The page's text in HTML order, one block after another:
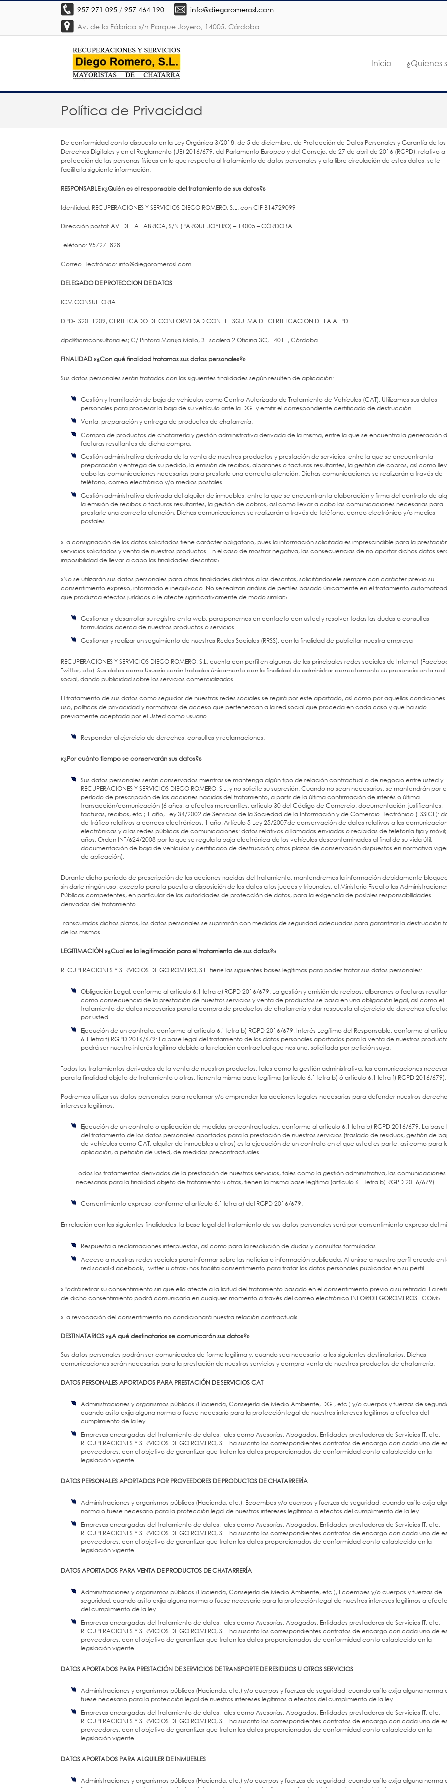
957 271 095 / 957 464 190
info@diegoromerosl.com
Av. de la Fábrica s/n Parque Joyero, 14005, Córdoba
Inicio ¿Quienes
Política de Privacidad
De conformidad con lo dispuesto en la Ley Orgánica 3/2018, de 5 de diciembre, de Protección de Datos Personales y Garantía de los
Derechos Digitales y en el Reglamento (UE) 2016/679, del Parlamento Europeo y del Consejo, de 27 de abril de 2016 (RGPD), relativo a
protección de las personas físicas en lo que respecta al tratamiento de datos personales y a la libre circulación de estos datos, se le
facilita la siguiente información:
RESPONSABLE «¿Quién es el responsable del tratamiento de sus datos?»
Identidad: RECUPERACIONES Y SERVICIOS DIEGO ROMERO, S.L. con CIF B14729099
Dirección postal: AV. DE LA FABRICA, S/N (PARQUE JOYERO) – 14005 – CÓRDOBA
Teléfono: 957271828
Correo Electrónico: info@diegoromerosl.com
DELEGADO DE PROTECCION DE DATOS
ICM CONSULTORIA
DPD-ES2011209, CERTIFICADO DE CONFORMIDAD CON EL ESQUEMA DE CERTIFICACION DE LA AEPD
dpd@icmconsultoria.es; C/ Pintora Maruja Mallo, 3 Escalera 2 Oficina 3C, 14011, Córdoba
FINALIDAD «¿Con qué finalidad tratamos sus datos personales?»
Sus datos personales serán tratados con las siguientes finalidades según resulten de aplicación:
Gestión y tramitación de baja de vehículos como Centro Autorizado de Tratamiento de Vehículos (CAT). Utilizamos sus datos
personales para procesar la baja de su vehículo ante la DGT y emitir el correspondiente certificado de destrucción.
Venta, preparación y entrega de productos de chatarrería.
Compra de productos de chatarrería y gestión administrativa derivada de la misma, entre la que se encuentra la generación
facturas resultantes de dicha compra.
Gestión administrativa derivada de la venta de nuestros productos y prestación de servicios, entre la que se encuentran la
preparación y entrega de su pedido, la emisión de recibos, albaranes o facturas resultantes, la gestión de cobros, así como
cabo las comunicaciones necesarias para prestarle una correcta atención. Dichas comunicaciones se realizarán a través de
teléfono, correo electrónico y/o medios postales.
Gestión administrativa derivada del alquiler de inmuebles, entre la que se encuentran la elaboración y firma del contrato de
la emisión de recibos o facturas resultantes, la gestión de cobros, así como llevar a cabo las comunicaciones necesarias para
prestarle una correcta atención. Dichas comunicaciones se realizarán a través de teléfono, correo electrónico y/o medios
postales.
«La consignación de los datos solicitados tiene carácter obligatorio, pues la información solicitada es imprescindible para la
servicios solicitados y venta de nuestros productos. En el caso de mostrar negativa, las consecuencias de no aportar dichos datos
imposibilidad de llevar a cabo las finalidades descritas».
«No se utilizarán sus datos personales para otras finalidades distintas a las descritas, solicitándosele siempre con carácter previo su
consentimiento expreso, informado e inequívoco. No se realizan análisis de perfiles basado únicamente en el tratamiento
que produzca efectos jurídicos o le afecte significativamente de modo similar».
Gestionar y desarrollar su registro en la web, para ponernos en contacto con usted y resolver todas las dudas o consultas
formuladas acerca de nuestros productos o servicios.
Gestionar y realizar un seguimiento de nuestras Redes Sociales (RRSS), con la finalidad de publicitar nuestra empresa
RECUPERACIONES Y SERVICIOS DIEGO ROMERO, S.L. cuenta con perfil en algunas de las principales redes sociales de Internet
Twitter, etc). Sus datos como Usuario serán tratados únicamente con la finalidad de administrar correctamente su presencia en la red
social, dando publicidad sobre los servicios comercializados.
El tratamiento de sus datos como seguidor de nuestras redes sociales se regirá por este apartado, así como por aquellas condiciones
uso, políticas de privacidad y normativas de acceso que pertenezcan a la red social que proceda en cada caso y que ha sido
previamente aceptada por el Usted como usuario.
Responder al ejercicio de derechos, consultas y reclamaciones.
«¿Por cuánto tiempo se conservarán sus datos?»
Sus datos personales serán conservados mientras se mantenga algún tipo de relación contractual o de negocio entre usted y
RECUPERACIONES Y SERVICIOS DIEGO ROMERO, S.L. y no solicite su supresión. Cuando no sean necesarios, se mantendrán por el
período de prescripción de las acciones nacidas del tratamiento, a partir de la última confirmación de interés o última
transacción/comunicación (6 años, a efectos mercantiles, artículo 30 del Código de Comercio: documentación, justificantes,
facturas, recibos, etc.; 1 año, Ley 34/2002 de Servicios de la Sociedad de la Información y de Comercio Electrónico (LSSICE):
de tráfico relativos a correos electrónicos; 1 año, Artículo 5 Ley 25/2007de conservación de datos relativos a las
electrónicas y a las redes públicas de comunicaciones: datos relativos a llamadas enviadas o recibidas de telefonía fija y móvil;
años, Orden INT/624/2008 por la que se regula la baja electrónica de los vehículos descontaminados al final de su vida útil:
documentación de baja de vehículos y certificado de destrucción; otros plazos de conservación dispuestos en normativa
de aplicación).
Durante dicho período de prescripción de las acciones nacidas del tratamiento, mantendremos la información debidamente
sin darle ningún uso, excepto para la puesta a disposición de los datos a los jueces y tribunales, el Ministerio Fiscal o las
Públicas competentes, en particular de las autoridades de protección de datos, para la exigencia de posibles responsabilidades
derivadas del tratamiento.
Transcurridos dichos plazos, los datos personales se suprimirán con medidas de seguridad adecuadas para garantizar la destrucción
de los mismos.
LEGITIMACIÓN «¿Cual es la legitimación para el tratamiento de sus datos?»
RECUPERACIONES Y SERVICIOS DIEGO ROMERO, S.L. tiene las siguientes bases legítimas para poder tratar sus datos personales:
Obligación Legal, conforme al artículo 6.1 letra c) RGPD 2016/679: La gestión y emisión de recibos, albaranes o facturas
como consecuencia de la prestación de nuestros servicios y venta de productos se basa en una obligación legal, así como el
tratamiento de datos necesarios para la compra de productos de chatarrería y dar respuesta al ejercicio de derechos
por usted.
Ejecución de un contrato, conforme al artículo 6.1 letra b) RGPD 2016/679, Interés Legítimo del Responsable, conforme al
6.1 letra f) RGPD 2016/679: La base legal del tratamiento de los datos personales aportados para la venta de nuestros
podrá ser nuestro interés legítimo debido a la relación contractual que nos une, solicitada por petición suya.
Todos los tratamientos derivados de la venta de nuestros productos, tales como la gestión administrativa, las comunicaciones
para la finalidad objeto de tratamiento u otras, tienen la misma base legítima (artículo 6.1 letra b) ó artículo 6.1 letra f) RGPD 2016/679).
Podremos utilizar sus datos personales para reclamar y/o emprender las acciones legales necesarias para defender nuestros
intereses legítimos.
Ejecución de un contrato o aplicación de medidas precontractuales, conforme al artículo 6.1 letra b) RGPD 2016/679: La base
del tratamiento de los datos personales aportados para la prestación de nuestros servicios (traslado de residuos, gestión de
de vehículos como CAT, alquiler de inmuebles u otros) es la ejecución de un contrato en el que usted es parte, así como para
aplicación, a petición de usted, de medidas precontractuales.
Todos los tratamientos derivados de la prestación de nuestros servicios, tales como la gestión administrativa, las comunicaciones
necesarias para la finalidad objeto de tratamiento u otras, tienen la misma base legítima (artículo 6.1 letra b) RGPD 2016/679).
Consentimiento expreso, conforme al artículo 6.1 letra a) del RGPD 2016/679:
En relación con las siguientes finalidades, la base legal del tratamiento de sus datos personales será por consentimiento expreso del
Respuesta a reclamaciones interpuestas, así como para la resolución de dudas y consultas formuladas.
Acceso a nuestras redes sociales para informar sobre las noticias o información publicada. Al unirse a nuestro perfil creado en
red social «Facebook, Twitter u otras» nos facilita consentimiento para tratar los datos personales publicados en su perfil.
«Podrá retirar su consentimiento sin que ello afecte a la licitud del tratamiento basado en el consentimiento previo a su retirada. La
de dicho consentimiento podrá comunicarla en cualquier momento a través del correo electrónico INFO@DIEGOROMEROSL.COM».
«La revocación del consentimiento no condicionará nuestra relación contractual».
DESTINATARIOS «¿A qué destinatarios se comunicarán sus datos?»
Sus datos personales podrán ser comunicados de forma legítima y, cuando sea necesario, a los siguientes destinatarios. Dichas
comunicaciones serán necesarias para la prestación de nuestros servicios y compra-venta de nuestros productos de chatarrería:
DATOS PERSONALES APORTADOS PARA PRESTACIÓN DE SERVICIOS CAT
Administraciones y organismos públicos (Hacienda, Consejería de Medio Ambiente, DGT, etc.) y/o cuerpos y fuerzas de
cuando así lo exija alguna norma o fuese necesario para la protección legal de nuestros intereses legítimos a efectos del
cumplimiento de la ley.
Empresas encargadas del tratamiento de datos, tales como Asesorías, Abogados, Entidades prestadoras de Servicios IT, etc.
RECUPERACIONES Y SERVICIOS DIEGO ROMERO, S.L. ha suscrito los correspondientes contratos de encargo con cada uno de
proveedores, con el objetivo de garantizar que traten los datos proporcionados de conformidad con lo establecido en la
legislación vigente.
DATOS PERSONALES APORTADOS POR PROVEEDORES DE PRODUCTOS DE CHATARRERÍA
Administraciones y organismos públicos (Hacienda, etc.), Ecoembes y/o cuerpos y fuerzas de seguridad, cuando así lo exija
norma o fuese necesario para la protección legal de nuestros intereses legítimos a efectos del cumplimiento de la ley.
Empresas encargadas del tratamiento de datos, tales como Asesorías, Abogados, Entidades prestadoras de Servicios IT, etc.
RECUPERACIONES Y SERVICIOS DIEGO ROMERO, S.L. ha suscrito los correspondientes contratos de encargo con cada uno de
proveedores, con el objetivo de garantizar que traten los datos proporcionados de conformidad con lo establecido en la
legislación vigente.
DATOS APORTADOS PARA VENTA DE PRODUCTOS DE CHATARRERÍA
Administraciones y organismos públicos (Hacienda, Consejería de Medio Ambiente, etc.), Ecoembes y/o cuerpos y fuerzas de
seguridad, cuando así lo exija alguna norma o fuese necesario para la protección legal de nuestros intereses legítimos a
del cumplimiento de la ley.
Empresas encargadas del tratamiento de datos, tales como Asesorías, Abogados, Entidades prestadoras de Servicios IT, etc.
RECUPERACIONES Y SERVICIOS DIEGO ROMERO, S.L. ha suscrito los correspondientes contratos de encargo con cada uno de
proveedores, con el objetivo de garantizar que traten los datos proporcionados de conformidad con lo establecido en la
legislación vigente.
DATOS APORTADOS PARA PRESTACIÓN DE SERVICIOS DE TRANSPORTE DE RESIDUOS U OTROS SERVICIOS
Administraciones y organismos públicos (Hacienda, etc.) y/o cuerpos y fuerzas de seguridad, cuando así lo exija alguna norma
fuese necesario para la protección legal de nuestros intereses legítimos a efectos del cumplimiento de la ley.
Empresas encargadas del tratamiento de datos, tales como Asesorías, Abogados, Entidades prestadoras de Servicios IT, etc.
RECUPERACIONES Y SERVICIOS DIEGO ROMERO, S.L. ha suscrito los correspondientes contratos de encargo con cada uno de
proveedores, con el objetivo de garantizar que traten los datos proporcionados de conformidad con lo establecido en la
legislación vigente.
DATOS APORTADOS PARA ALQUILER DE INMUEBLES
Administraciones y organismos públicos (Hacienda, etc.) y/o cuerpos y fuerzas de seguridad, cuando así lo exija alguna norma